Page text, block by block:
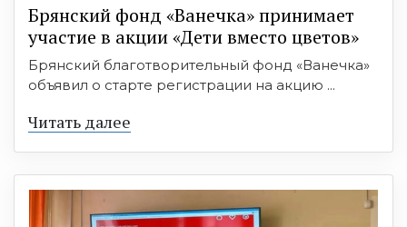
Брянский фонд «Ванечка» принимает
участие в акции «Дети вместо цветов»
Брянский благотворительный фонд «Ванечка»
объявил о старте регистрации на акцию ...
Читать далее